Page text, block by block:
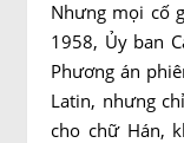
Nhưng mọi cố
1958, Ủy ban
Phương án
Latin, nhưng
cho chữ Hán,